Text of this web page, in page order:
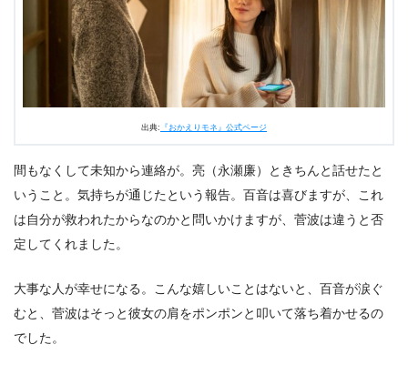
出典: 『おかえりモネ』公式ページ
間もなくして未知から連絡が。亮（永瀬廉）ときちんと話せたと
いうこと。気持ちが通じたという報告。百音は喜びますが、これ
は自分が救われたからなのかと問いかけますが、菅波は違うと否
定してくれました。
大事な人が幸せになる。こんな嬉しいことはないと、百音が涙ぐ
むと、菅波はそっと彼女の肩をポンポンと叩いて落ち着かせるの
でした。